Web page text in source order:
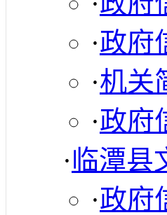
·政府
·机关
·政府
·临潭县
·政府